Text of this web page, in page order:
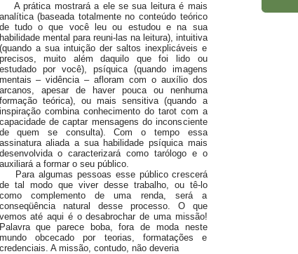
A prática mostrará a ele se sua leitura é mais
analítica (baseada totalmente no conteúdo teórico
de tudo o que você leu ou estudou e na sua
habilidade mental para reuni-las na leitura), intuitiva
(quando a sua intuição der saltos inexplicáveis e
precisos, muito além daquilo que foi lido ou
estudado por você), psíquica (quando imagens
mentais – vidência – afloram com o auxílio dos
arcanos, apesar de haver pouca ou nenhuma
formação teórica), ou mais sensitiva (quando a
inspiração combina conhecimento do tarot com a
capacidade de captar mensagens do inconsciente
de quem se consulta). Com o tempo essa
assinatura aliada a sua habilidade psíquica mais
desenvolvida o caracterizará como tarólogo e o
auxiliará a formar o seu público.
Para algumas pessoas esse público crescerá
de tal modo que viver desse trabalho, ou tê-lo
como complemento de uma renda, será a
conseqüência natural desse processo. O que
vemos até aqui é o desabrochar de uma missão!
Palavra que parece boba, fora de moda neste
mundo obcecado por teorias, formatações e
credenciais. A missão, contudo, não deveria